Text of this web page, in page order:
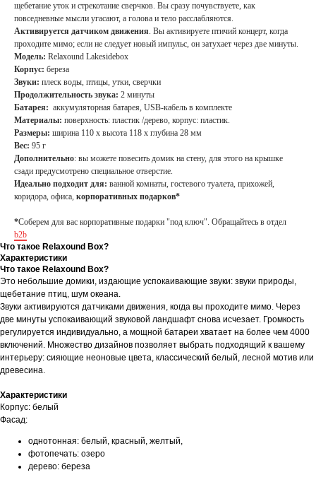
щебетание уток и стрекотание сверчков. Вы сразу почувствуете, как
повседневные мысли угасают, а голова и тело расслабляются.
Активируется датчиком движения. Вы активируете птичий концерт, когда
проходите мимо; если не следует новый импульс, он затухает через две минуты.
Модель: Relaxound Lakesidebox
Корпус: береза
Звуки: плеск воды, птицы, утки, сверчки
Продолжительность звука: 2 минуты
Батарея: аккумуляторная батарея, USB-кабель в комплекте
Материалы: поверхность: пластик /дерево, корпус: пластик.
Размеры: ширина 110 х высота 118 х глубина 28 мм
Вес: 95 г
Дополнительно: вы можете повесить домик на стену, для этого на крышке
сзади предусмотрено специальное отверстие.
Идеально подходит для: ванной комнаты, гостевого туалета, прихожей,
коридора, офиса, корпоративных подарков*
*Соберем для вас корпоративные подарки "под ключ". Обращайтесь в отдел
b2b
Что такое Relaxound Box?
Характеристики
Что такое Relaxound Box?
Это небольшие домики, издающие успокаивающие звуки: звуки природы,
щебетание птиц, шум океана.
Звуки активируются датчиками движения, когда вы проходите мимо. Через
две минуты успокаивающий звуковой ландшафт снова исчезает. Громкость
регулируется индивидуально, а мощной батареи хватает на более чем 4000
включений. Множество дизайнов позволяет выбрать подходящий к вашему
интерьеру: сияющие неоновые цвета, классический белый, лесной мотив или
древесина.
Характеристики
Корпус: белый
Фасад:
однотонная: белый, красный, желтый,
фотопечать: озеро
дерево: береза